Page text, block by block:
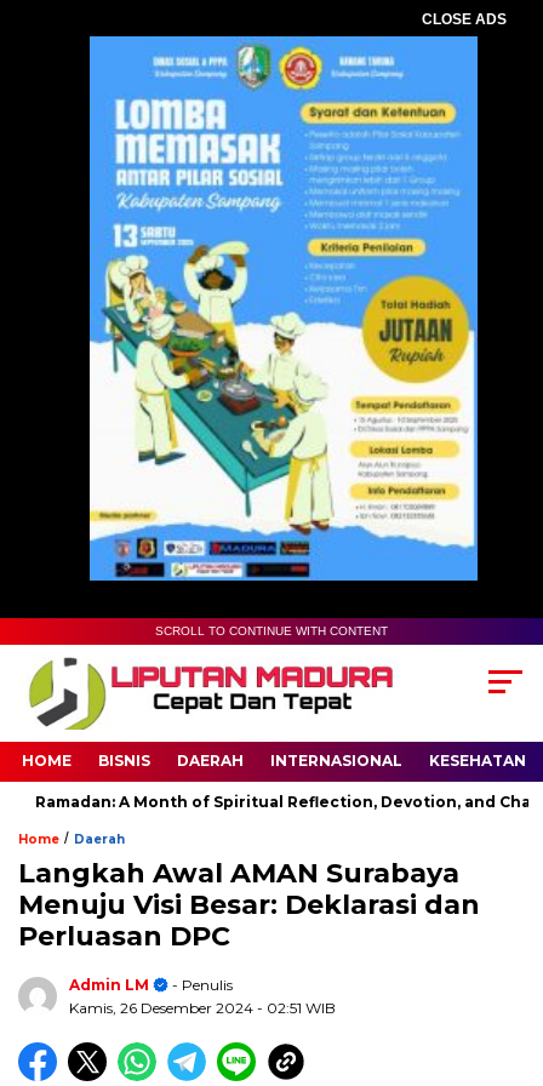
CLOSE ADS
SCROLL TO CONTINUE WITH CONTENT
HOME BISNIS DAERAH INTERNASIONAL KESEHATAN
A Month of Spiritual Reflection, Devotion, and Charity
Home / Daerah
Langkah Awal AMAN Surabaya
Menuju Visi Besar: Deklarasi dan
Perluasan DPC
Admin LM
- Penulis
Kamis, 26 Desember 2024 - 02:51 WIB